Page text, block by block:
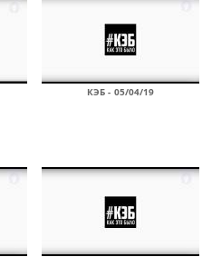
КЭБ - 05/04/19